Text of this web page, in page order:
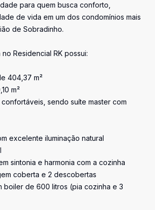
para quem busca conforto,
de vida em um dos condomínios mais
de Sobradinho.
no Residencial RK possui:
404,37 m²
m²
sendo suíte master com
excelente iluminação natural
sintonia e harmonia com a cozinha
coberta e 2 descobertas
boiler de 600 litros (pia cozinha e 3